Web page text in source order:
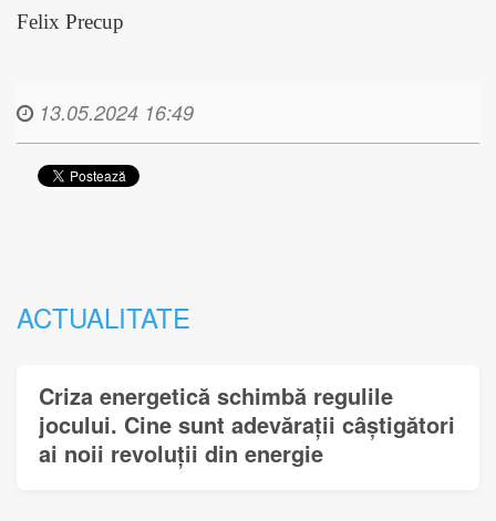
Felix Precup
13.05.2024 16:49
ACTUALITATE
Criza energetică schimbă regulile
jocului. Cine sunt adevărații câștigători
ai noii revoluții din energie